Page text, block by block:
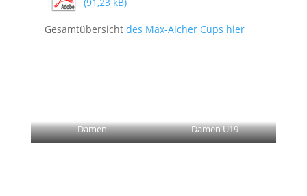
Gesamtübersicht des Max-Aicher Cups hier
Damen Damen U19